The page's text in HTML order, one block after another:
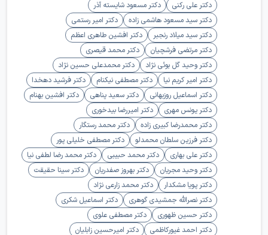
دکتر علی رکنی
دکتر مسعود شایسته آذر
دکتر سید مسعود هاشمی زاده
دکتر امیر رستمی
دکتر سید میلاد رنجبر
دکتر افشین طاهری اعظم
دکتر مرتضی فرشچیان
دکتر محمد قیصری
دکتر وحید گل بوئی نژاد
دکتر محمدعلی حسین نژاد
دکتر امیر کریم نیا
دکتر مصطفی نیکنام
دکتر فرشید دهخدا
دکتر اسماعیل روزبهانی
دکتر سعید پناهی
دکتر افشین بهنام
دکتر یونس مهری
دکتر امیررضا بیدخوری
دکتر محمدرضا کبیری زاده
دکتر محمد رستگار
دکتر فرزین سلطان محمدلو
دکتر مصطفی خلیلی پور
دکتر علی بهاری
دکتر محمد حبیبی
دکتر محمد رضا لطفی نیا
دکتر وحید مجریان
دکتر بهروز صفدریان
دکتر سینا حقیقت
دکتر پویا مشکدار
دکتر محمد زارعی نژاد
دکتر نصرالله جمشیدی گوهری
دکتر اسماعیل شکری
دکتر حسین ظهوری
دکتر مصطفی علوی
دکتر احمد غیورکاظمی
دکتر امیرحسین زابلیان